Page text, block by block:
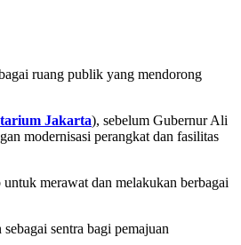
ruang publik yang mendorong
Jakarta), sebelum Gubernur Ali
modernisasi perangkat dan fasilitas
merawat dan melakukan berbagai
sentra bagi pemajuan